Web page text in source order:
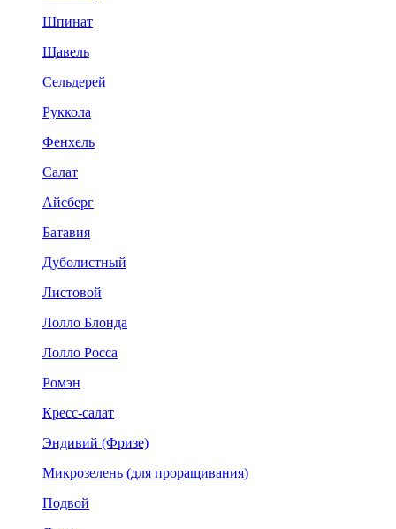
Шпинат
Щавель
Сельдерей
Руккола
Фенхель
Салат
Айсберг
Батавия
Дуболистный
Листовой
Лолло Блонда
Лолло Росса
Ромэн
Кресс-салат
Эндивий (Фризе)
Микрозелень (для проращивания)
Подвой